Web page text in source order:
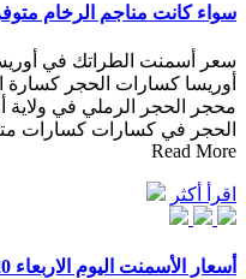
سواء كانت مناجم الرخام
أوريسا كسارات الحجر كسارة
محجر الحجر الرملي في
Read More
اقرأ أكثر
أسعار الأسمنت اليوم الاربعاء 20-10-2021 في الشركات